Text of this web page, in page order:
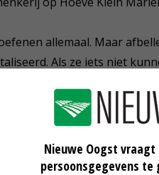
allemaal. Maar
Als ze iets niet
initiatief durven te nemen.
zorgboerderijen
Nieuwe Oogst
persoonsgegevens te